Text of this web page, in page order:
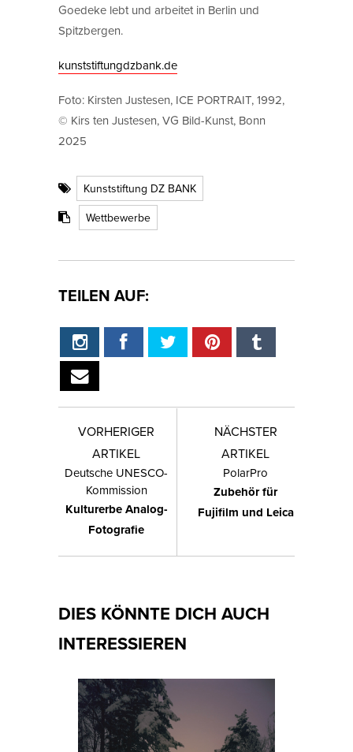
Goedeke lebt und arbeitet in Berlin und
Spitzbergen.
kunststiftungdzbank.de
Foto: Kirsten Justesen, ICE PORTRAIT, 1992,
© Kirs ten Justesen, VG Bild-Kunst, Bonn
2025
Kunststiftung DZ BANK
Wettbewerbe
TEILEN AUF:
VORHERIGER
ARTIKEL
Deutsche UNESCO-
Kommission
Kulturerbe Analog-
Fotografie
NÄCHSTER
ARTIKEL
PolarPro
Zubehör für
Fujifilm und Leica
DIES KÖNNTE DICH AUCH
INTERESSIEREN